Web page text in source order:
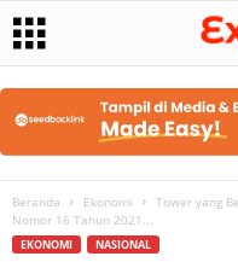
Beranda Ekonomi
Tower yang
Nomor 16 Tahun 2021...
EKONOMI NASIONAL